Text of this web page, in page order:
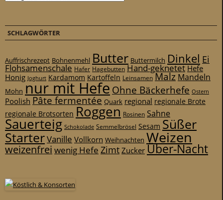
SCHLAGWÖRTER
Auffrischrezept Bohnenmehl Butter Buttermilch Dinkel Ei
Flohsamenschale Hafer Hagebutten Hand-geknetet Hefe
Honig Joghurt Kardamom Kartoffeln Leinsamen Malz Mandeln
Mohn nur mit Hefe Ohne Bäckerhefe Ostern
Poolish Pâte fermentée Quark regional regionale Brote
regionale Brotsorten Roggen Rosinen Sahne
Sauerteig Schokolade Semmelbrösel Sesam Süßer
StarterVanille Vollkorn Weihnachten Weizen
weizenfrei wenig Hefe ZimtZuckerÜber-Nacht